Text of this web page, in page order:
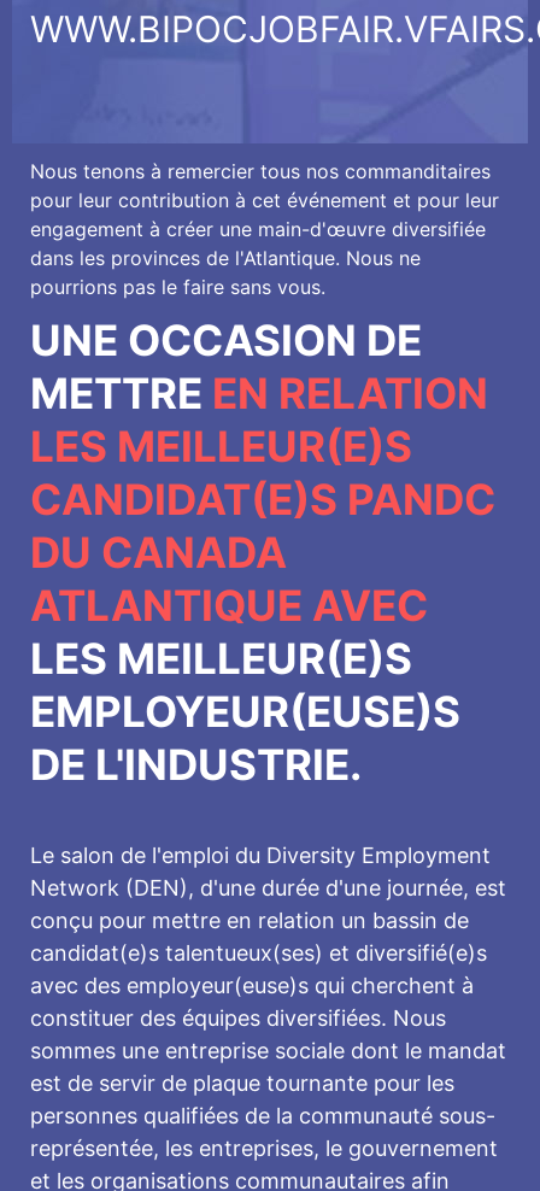
Nous tenons à remercier tous nos commanditaires
pour leur contribution à cet événement et pour leur
engagement à créer une main-d'œuvre diversifiée
dans les provinces de l'Atlantique. Nous ne
pourrions pas le faire sans vous.
UNE OCCASION DE
METTRE EN RELATION
LES MEILLEUR(E)S
CANDIDAT(E)S PANDC
DU CANADA
ATLANTIQUE AVEC
LES MEILLEUR(E)S
EMPLOYEUR(EUSE)S
DE L'INDUSTRIE.
Le salon de l'emploi du Diversity Employment
Network (DEN), d'une durée d'une journée, est
conçu pour mettre en relation un bassin de
candidat(e)s talentueux(ses) et diversifié(e)s
avec des employeur(euse)s qui cherchent à
constituer des équipes diversifiées. Nous
sommes une entreprise sociale dont le mandat
est de servir de plaque tournante pour les
personnes qualifiées de la communauté sous-
représentée, les entreprises, le gouvernement
et les organisations communautaires afin